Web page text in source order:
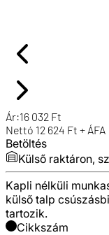
Ár:16 032 Ft
Nettó 12 624 Ft + ÁFA
Betöltés
Külső raktáron,
Kapli nélküli
külső talp
tartozik.
Cikkszám